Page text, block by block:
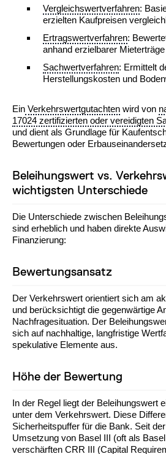
Vergleichswertverfahren:
erzielten Kaufpreisen
Ertragswertverfahren:
anhand erzielbarer Mieterträge
Sachwertverfahren: Ermittelt
Herstellungskosten und
Ein Verkehrswertgutachten wird von
17024 zertifizierten oder vereidigten
und dient als Grundlage für
Bewertungen oder
Beleihungswert vs.
wichtigsten Unterschiede
Die Unterschiede zwischen
sind erheblich und haben direkte
Finanzierung:
Bewertungsansatz
Der Verkehrswert orientiert sich am
und berücksichtigt die gegenwärtige
Nachfragesituation. Der
sich auf nachhaltige, langfristige
spekulative Elemente aus.
Höhe der Bewertung
In der Regel liegt der Beleihungswert
unter dem Verkehrswert. Diese
Sicherheitspuffer für die Bank. Seit
Umsetzung von Basel III (oft als
verschärften CRR III (Capital